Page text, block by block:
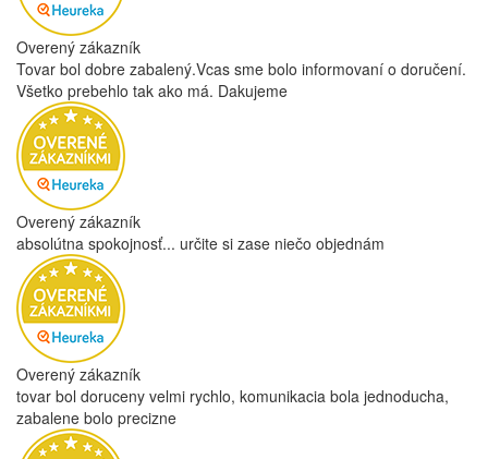
Overený zákazník
Tovar bol dobre zabalený.Vcas sme bolo informovaní o doručení.
Všetko prebehlo tak ako má. Dakujeme
Overený zákazník
absolútna spokojnosť... určite si zase niečo objednám
Overený zákazník
tovar bol doruceny velmi rychlo, komunikacia bola jednoducha,
zabalene bolo precizne